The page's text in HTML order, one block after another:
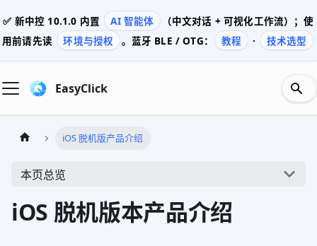
✅ 新中控 10.1.0 内置 AI 智能体
（中文对话 + 可视化工作流）；使
用前请先读
环境与授权 。蓝牙 BLE / OTG： 教程 · 技术选型
EasyClick
iOS 脱机版产品介绍
本页总览
iOS 脱机版本产品介绍